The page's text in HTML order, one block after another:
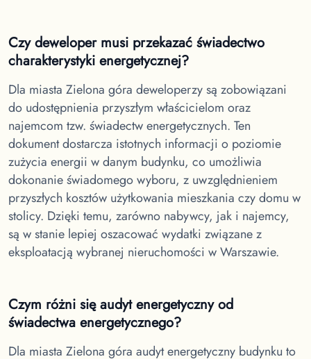
Czy deweloper musi przekazać świadectwo
charakterystyki energetycznej?
Dla miasta Zielona góra deweloperzy są zobowiązani
do udostępnienia przyszłym właścicielom oraz
najemcom tzw. świadectw energetycznych. Ten
dokument dostarcza istotnych informacji o poziomie
zużycia energii w danym budynku, co umożliwia
dokonanie świadomego wyboru, z uwzględnieniem
przyszłych kosztów użytkowania mieszkania czy domu w
stolicy. Dzięki temu, zarówno nabywcy, jak i najemcy,
są w stanie lepiej oszacować wydatki związane z
eksploatacją wybranej nieruchomości w Warszawie.
Czym różni się audyt energetyczny od
świadectwa energetycznego?
Dla miasta Zielona góra audyt energetyczny budynku to